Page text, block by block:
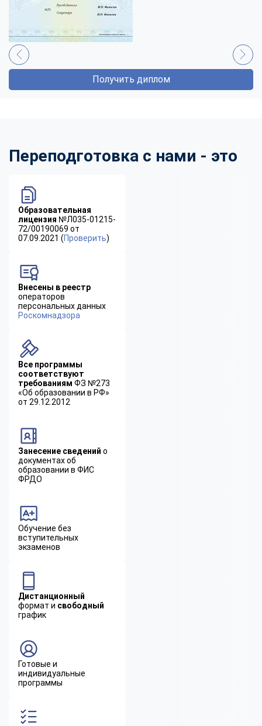
Получить диплом
Переподготовка с нами - это
Образовательная
лицензия №Л035-01215-
72/00190069 от
07.09.2021 (Проверить)
Внесены в реестр
операторов
персональных данных
Роскомнадзора
Все программы
соответствуют
требованиям ФЗ №273
«Об образовании в РФ»
от 29.12.2012
Занесение сведений о
документах об
образовании в ФИС
ФРДО
Обучение без
вступительных
экзаменов
Дистанционный
формат и свободный
график
Готовые и
индивидуальные
программы